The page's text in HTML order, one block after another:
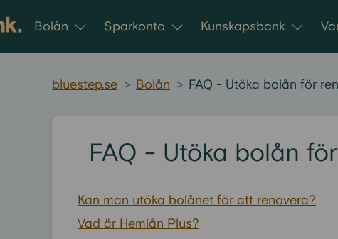
Bolån Sparkonto Kunskapsbank
bluestep.se > Bolån > FAQ - Utöka bolån för
FAQ - Utöka bolån
Kan man utöka bolånet för att renovera?
Vad är Hemlån Plus?